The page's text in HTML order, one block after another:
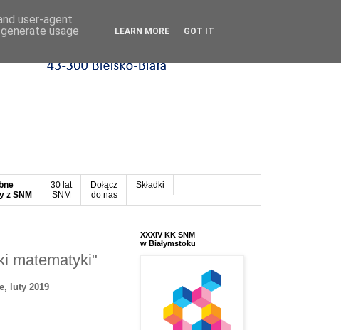
z SNM
30 lat
SNM
Dołącz
do nas
Składki
matematyki"
luty 2019
XXXIV KK SNM
w Białymstoku
user-agent
usage
LEARN MORE GOT IT